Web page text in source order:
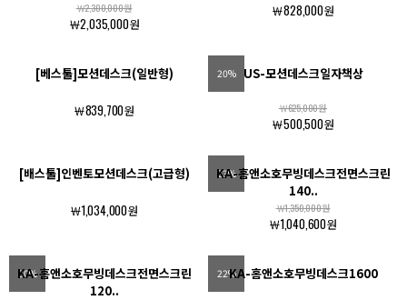
￦2,300,000원
￦2,035,000원
￦828,000원
[베스툴]모션데스크(일반형)
￦839,700원
20% US-모션데스크일자책상
￦625,000원
￦500,500원
[배스툴]인벤토모션데스크(고급형)
￦1,034,000원
23%
KA-홈앤소호무빙데스크전면스크린
140..
￦1,350,000원
￦1,040,600원
30%
KA-홈앤소호무빙데스크전면스크린
120..
22%KA-홈앤소호무빙데스크1600